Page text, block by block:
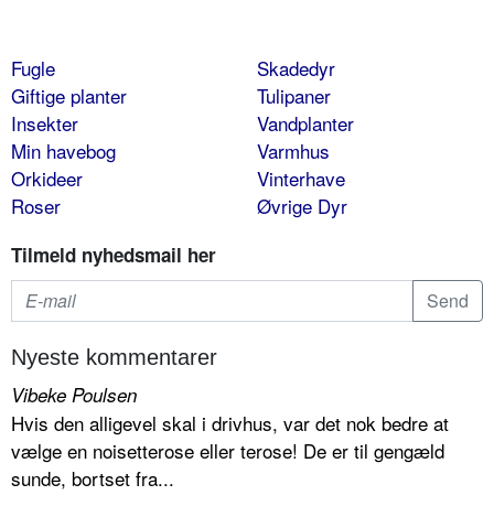
Fugle
Giftige planter
Insekter
Min havebog
Orkideer
Roser
Skadedyr
Tulipaner
Vandplanter
Varmhus
Vinterhave
Øvrige Dyr
Tilmeld nyhedsmail her
Nyeste kommentarer
Vibeke Poulsen
Hvis den alligevel skal i drivhus, var det nok bedre at
vælge en noisetterose eller terose! De er til gengæld
sunde, bortset fra...